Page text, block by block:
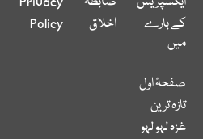
کے بارے
میں
اخلاق Policy
صفحۂ اول
تازہ ترین
غزہ لہو لہو